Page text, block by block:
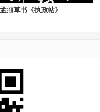
頫草书《执政帖》